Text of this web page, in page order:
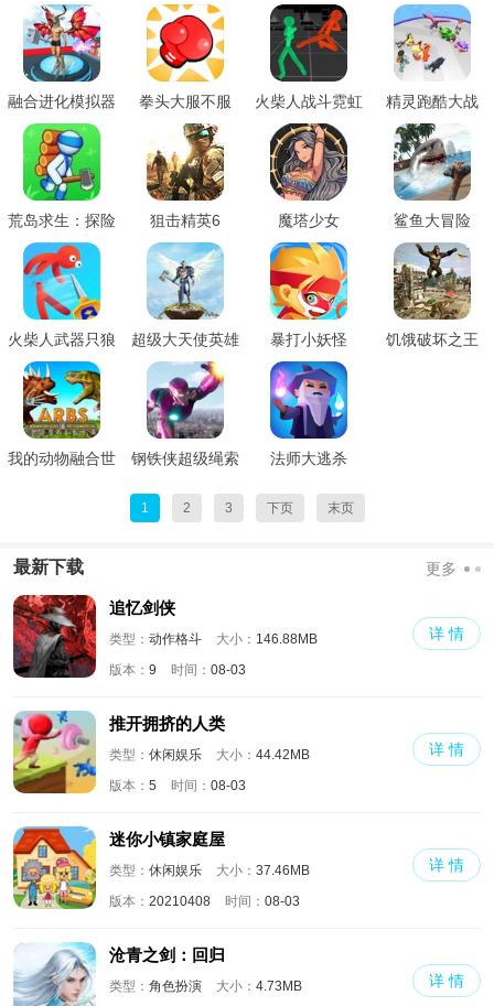
役直装
计划
融合进化模拟器 拳头大服不服
火柴人战斗霓虹
国
精灵跑酷大战
荒岛求生：探险
创造
狙击精英6 魔塔少女 鲨鱼大冒险
火柴人武器只狼 超级大天使英雄 暴打小妖怪 饥饿破坏之王
我的动物融合世
钢铁侠超级绳索
英雄
法师大逃杀
1 2 3 下页 末页
最新下载 更多
追忆剑侠
类型： 动作格斗 大小： 146.88MB
版本： 9 时间： 08-03
详 情
推开拥挤的人类
类型： 休闲娱乐 大小： 44.42MB
版本： 5 时间： 08-03
详 情
迷你小镇家庭屋
类型： 休闲娱乐 大小： 37.46MB
版本： 20210408 时间： 08-03
详 情
沧青之剑：回归
类型： 角色扮演 大小： 4.73MB 详 情